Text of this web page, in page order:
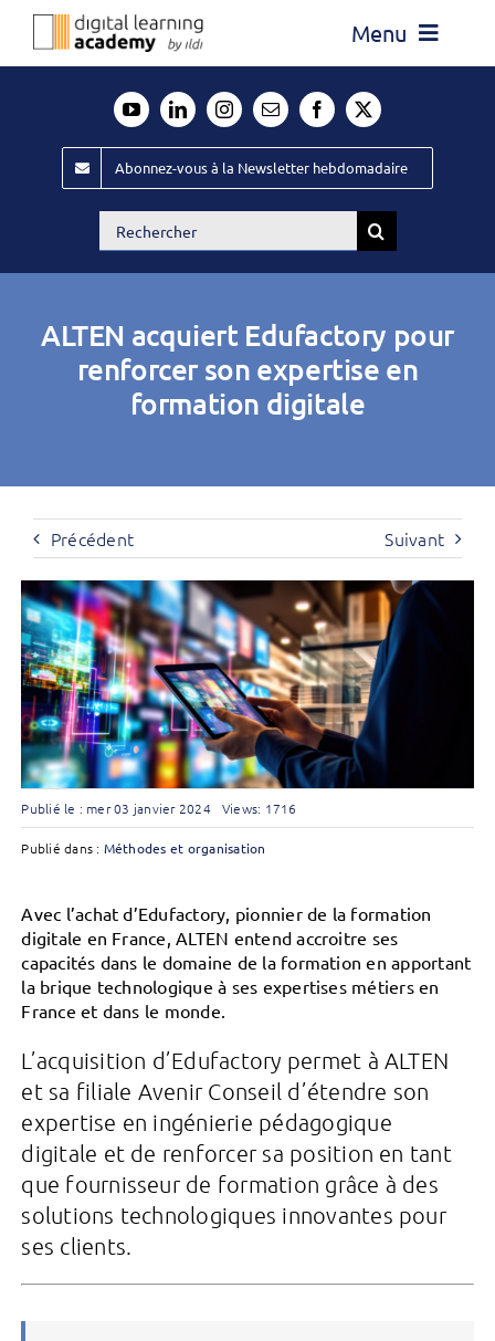
Passer
Menu
Évènements ILDI
Offres d’emploi
Publiez
Abonnez-vous à la Newsletter hebdomadaire
Rechercher:
ALTEN acquiert Edufactory pour
renforcer son expertise en
formation digitale
Précédent Suivant
Publié le : mer 03 janvier 2024 Views: 1716
Publié dans : Méthodes et organisation
Avec l’achat d’Edufactory, pionnier de la formation
digitale en France, ALTEN entend accroitre ses
capacités dans le domaine de la formation en apportant
la brique technologique à ses expertises métiers en
France et dans le monde.
L’acquisition d’Edufactory permet à ALTEN
et sa filiale Avenir Conseil d’étendre son
expertise en ingénierie pédagogique
digitale et de renforcer sa position en tant
que fournisseur de formation grâce à des
solutions technologiques innovantes pour
ses clients.